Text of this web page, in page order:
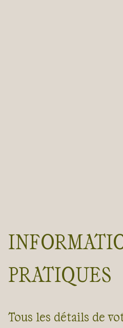
PRATIQUES
Tous les détails de